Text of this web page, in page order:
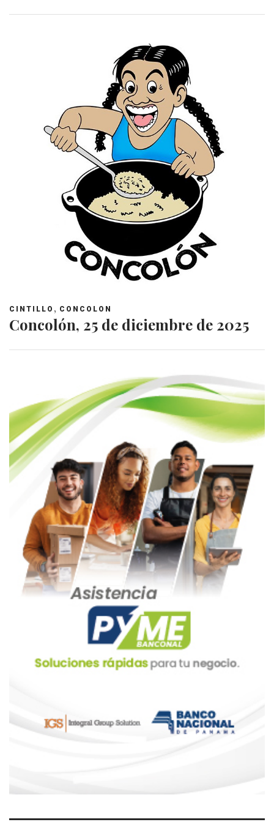
CINTILLO , CONCOLON
Concolón, 25 de diciembre de 2025